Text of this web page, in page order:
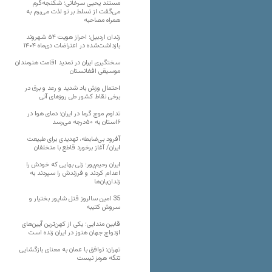
مستند یحیی سرخانی؛ شکنجه‌گرم
می‌گفت از تسلط بر تو لذت می‌برم به
همراه مصاحبه
زندان اردبیل؛ احراز هویت ۵۴ شهروند
بازداشت‌شده در اعتراضات دی‌ماه ۱۴۰۴
سختگیری ایران در تمدید اقامت هنرمندان
موسیقی افغانستان
احتمال وزش باد شدید و رعد و برق در
برخی نقاط کشور طی روزهای آتی
تداوم موج گرما در ایران؛ دمای هوا در
۶استان به ۵۰درجه می‌رسد
آفرود بی‌ضابطه، تهدیدی برای طبیعت
ایران/ آغاز برخورد قاطع با متخلفان
ایران رحیم‌پور؛ زنی بهایی که خودش را
اعدام کردند و فرزندش را سپردند به
زندان‌بان‌ها
35 امین سالروز قتل شاپور بختیار و
سروش کتیبه
قابین مندایی؛ یکی از کهن‌ترین آیین‌های
ازدواج جهان هنوز در ایران زنده است
تهران: توافق با عمان به معنای بازگشایی
تنگه هرمز نیست